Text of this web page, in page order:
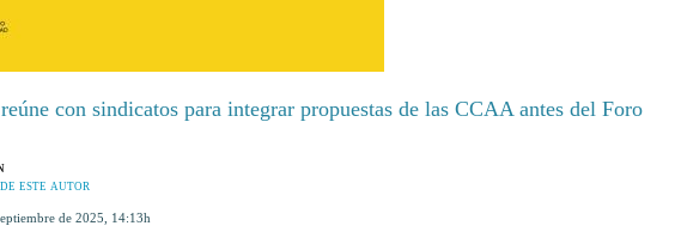
con sindicatos para integrar propuestas de las CCAA antes del Foro
este autor
de 2025 14:13h